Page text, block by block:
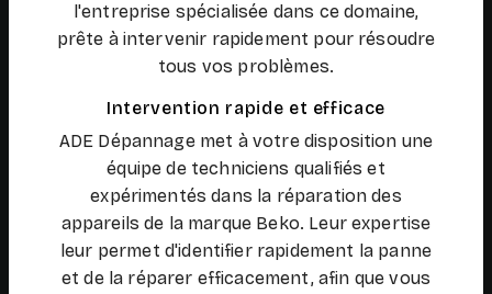
l'entreprise spécialisée dans ce domaine,
prête à intervenir rapidement pour résoudre
tous vos problèmes.
Intervention rapide et efficace
ADE Dépannage met à votre disposition une
équipe de techniciens qualifiés et
expérimentés dans la réparation des
appareils de la marque Beko. Leur expertise
leur permet d'identifier rapidement la panne
et de la réparer efficacement, afin que vous